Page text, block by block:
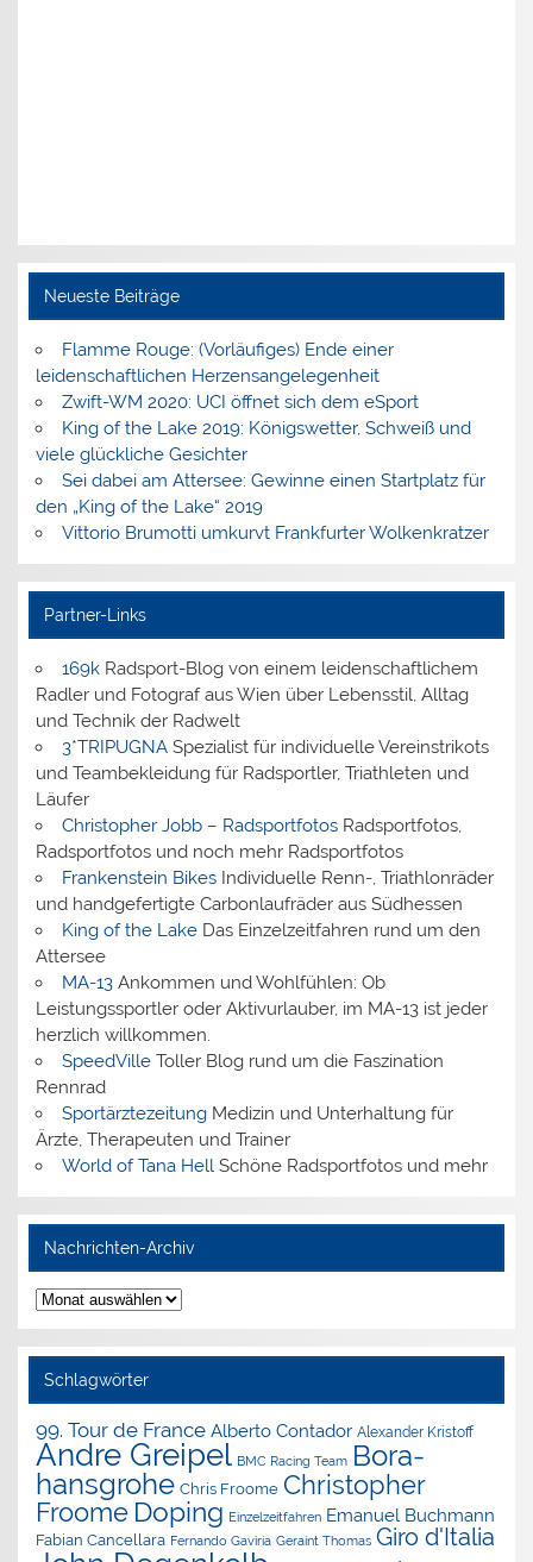
Neueste Beiträge
Flamme Rouge: (Vorläufiges) Ende einer
leidenschaftlichen Herzensangelegenheit
Zwift-WM 2020: UCI öffnet sich dem eSport
King of the Lake 2019: Königswetter, Schweiß und
viele glückliche Gesichter
Sei dabei am Attersee: Gewinne einen Startplatz für
den „King of the Lake“ 2019
Vittorio Brumotti umkurvt Frankfurter Wolkenkratzer
Partner-Links
169kRadsport-Blog von einem leidenschaftlichem
Radler und Fotograf aus Wien über Lebensstil, Alltag
und Technik der Radwelt
3*TRIPUGNASpezialist für individuelle Vereinstrikots
und Teambekleidung für Radsportler, Triathleten und
Läufer
Christopher Jobb – RadsportfotosRadsportfotos,
Radsportfotos und noch mehr Radsportfotos
Frankenstein BikesIndividuelle Renn-, Triathlonräder
und handgefertigte Carbonlaufräder aus Südhessen
King of the LakeDas Einzelzeitfahren rund um den
Attersee
MA-13Ankommen und Wohlfühlen: Ob
Leistungssportler oder Aktivurlauber, im MA-13 ist jeder
herzlich willkommen.
SpeedVilleToller Blog rund um die Faszination
Rennrad
SportärztezeitungMedizin und Unterhaltung für
Ärzte, Therapeuten und Trainer
World of Tana Hell Schöne Radsportfotos und mehr
Nachrichten-Archiv
Nachrichten-
Archiv
Schlagwörter
99. Tour de France Alberto Contador Alexander Kristoff
Andre Greipel BMC Racing Team Bora-
hansgrohe Chris Froome Christopher
Froome Doping Einzelzeitfahren Emanuel Buchmann
Fabian Cancellara Fernando Gaviria Geraint Thomas Giro d'Italia